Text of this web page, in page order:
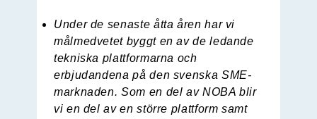
Under de senaste åtta åren har vi
målmedvetet byggt en av de ledande
tekniska plattformarna och
erbjudandena på den svenska SME-
marknaden. Som en del av NOBA blir
vi en del av en större plattform samt